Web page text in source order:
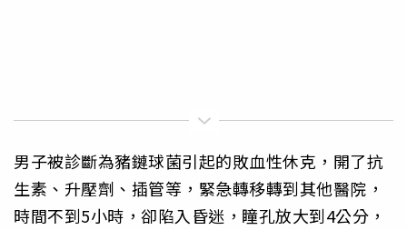
男子被診斷為豬鏈球菌引起的敗血性休克，開了抗
生素、升壓劑、插管等，緊急轉移轉到其他醫院，
時間不到5小時，卻陷入昏迷，瞳孔放大到4公分，